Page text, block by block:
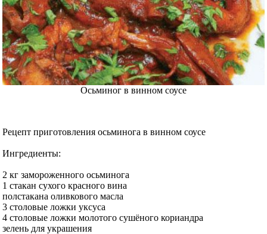
Осьминог в винном соусе
Рецепт приготовления осьминога в винном соусе
Ингредиенты:
2 кг замороженного осьминога
1 стакан сухого красного вина
полстакана оливкового масла
3 столовые ложки уксуса
4 столовые ложки молотого сушёного кориандра
зелень для украшения